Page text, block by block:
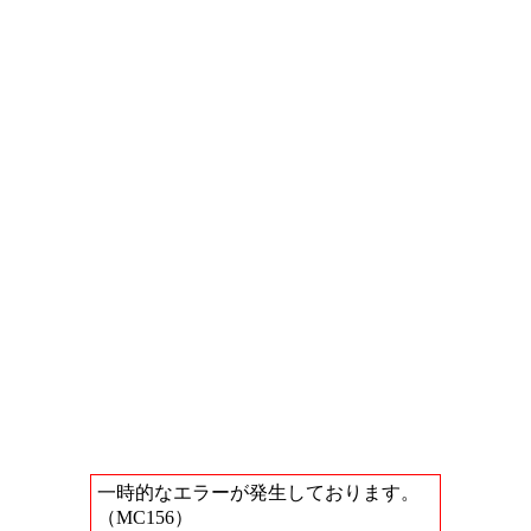
一時的なエラーが発生しております。
（MC156）